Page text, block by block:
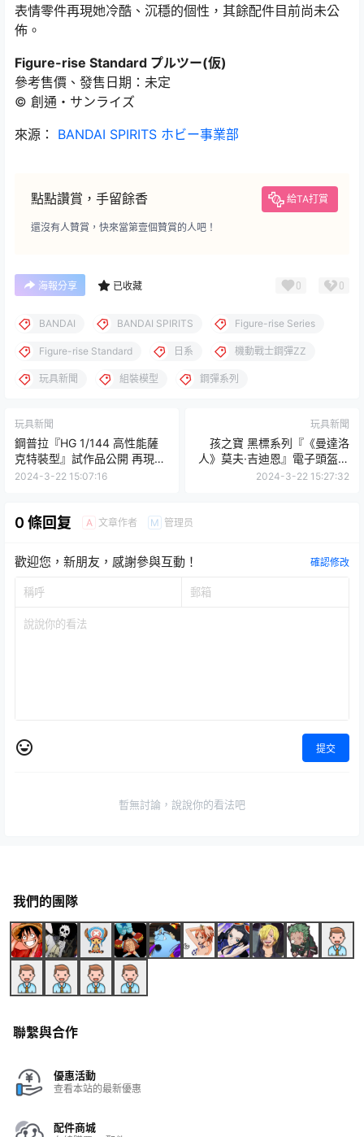
表情零件再現她冷酷、沉穩的個性，其餘配件目前尚未公
佈。
Figure-rise Standard プルツー(仮)
參考售價、發售日期：未定
© 創通・サンライズ
來源：
BANDAI SPIRITS ホビー事業部
點點讚賞，手留餘香 給TA打賞
還沒有人贊賞，快來當第壹個贊賞的人吧！
海報分享 已收藏 0 0
BANDAI BANDAI SPIRITS Figure-rise Series
Figure-rise Standard 日系 機動戰士鋼彈ZZ
玩具新聞 組裝模型 鋼彈系列
玩具新聞
鋼普拉『HG 1/144 高性能薩
克特裝型』試作品公開 再現
《A.O.Z RE-BOOT》版藤岡建
2024-3-22 15:07:16
玩具新聞
孩之寶 黑標系列『《曼達洛
人》莫夫·吉迪恩』電子頭盔，
面罩發光效果還原劇中霸氣！
2024-3-22 15:27:32
0 條回复 A 文章作者 M 管理员
歡迎您，新朋友，感謝參與互動！ 確認修改
提交
暫無討論，說說你的看法吧
我們的團隊
聯繫與合作
優惠活動
查看本站的最新優惠
配件商城